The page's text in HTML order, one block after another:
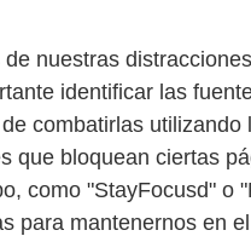
nuestras
identificar las
combatirlas utilizando
que bloquean ciertas
como "StayFocusd" o
para mantenernos en